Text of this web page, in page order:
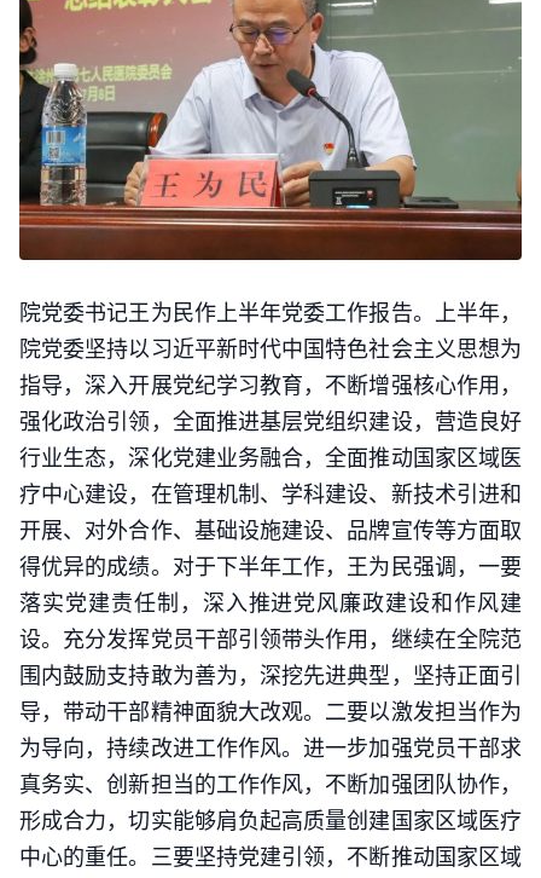
院党委书记王为民作上半年党委工作报告。上半年，
院党委坚持以习近平新时代中国特色社会主义思想为
指导，深入开展党纪学习教育，不断增强核心作用，
强化政治引领，全面推进基层党组织建设，营造良好
行业生态，深化党建业务融合，全面推动国家区域医
疗中心建设，在管理机制、学科建设、新技术引进和
开展、对外合作、基础设施建设、品牌宣传等方面取
得优异的成绩。对于下半年工作，王为民强调，一要
落实党建责任制，深入推进党风廉政建设和作风建
设。充分发挥党员干部引领带头作用，继续在全院范
围内鼓励支持敢为善为，深挖先进典型，坚持正面引
导，带动干部精神面貌大改观。二要以激发担当作为
为导向，持续改进工作作风。进一步加强党员干部求
真务实、创新担当的工作作风，不断加强团队协作，
形成合力，切实能够肩负起高质量创建国家区域医疗
中心的重任。三要坚持党建引领，不断推动国家区域